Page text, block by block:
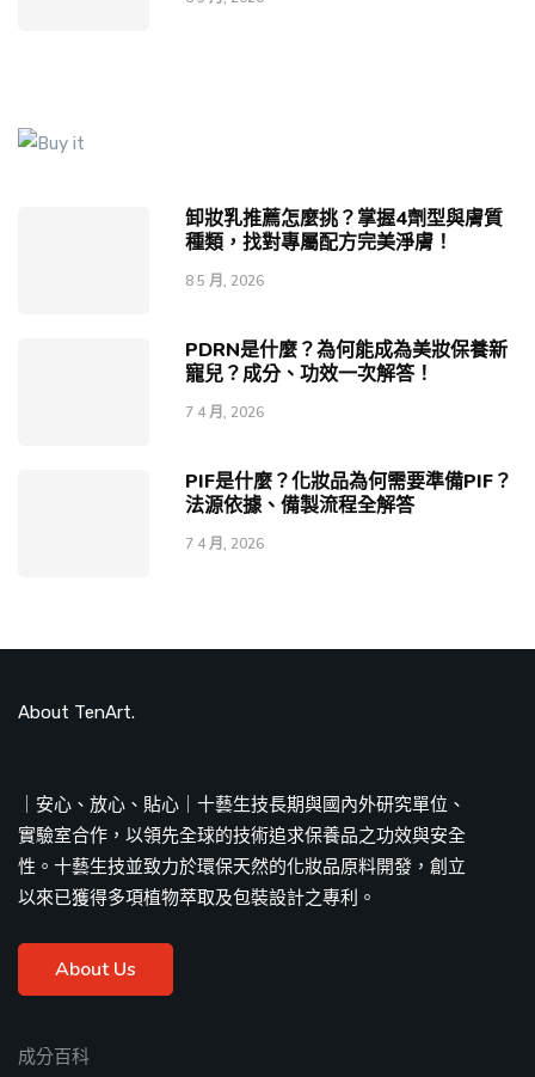
卸妝乳推薦怎麼挑？掌握4劑型與膚質
種類，找對專屬配方完美淨膚！
8 5 月, 2026
PDRN是什麼？為何能成為美妝保養新
寵兒？成分、功效一次解答！
7 4 月, 2026
PIF是什麼？化妝品為何需要準備PIF？
法源依據、備製流程全解答
7 4 月, 2026
About TenArt.
｜安心、放心、貼心｜十藝生技長期與國內外研究單位、
實驗室合作，以領先全球的技術追求保養品之功效與安全
性。十藝生技並致力於環保天然的化妝品原料開發，創立
以來已獲得多項植物萃取及包裝設計之專利。
About Us
成分百科